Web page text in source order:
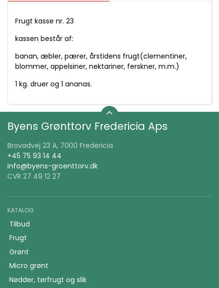
Frugt kasse nr. 23
kassen består af:
banan, æbler, pærer, årstidens frugt(clementiner,
blommer, appelsiner, nektariner, ferskner, m.m.)
1 kg. druer og 1 ananas.
Byens Grønttorv Fredericia Aps
Brovadvej 23 A, 7000 Fredericia
+45 75 93 14 44
info@byens-groenttorv.dk
CVR 27 49 12 27
KATALOG
Tilbud
Frugt
Grønt
Micro grønt
Nødder, tørfrugt og slik